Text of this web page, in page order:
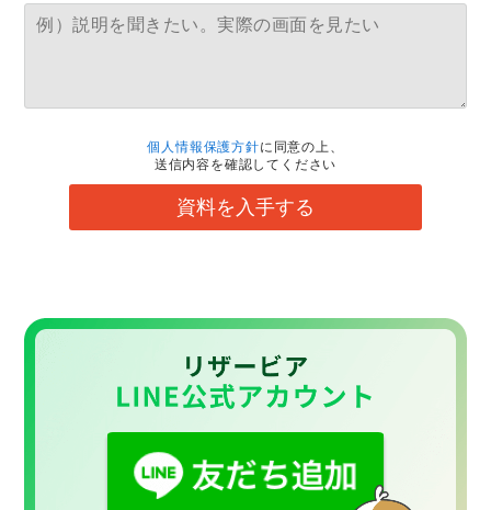
個人情報保護方針に同意の上、
送信内容を確認してください
資料を入手する